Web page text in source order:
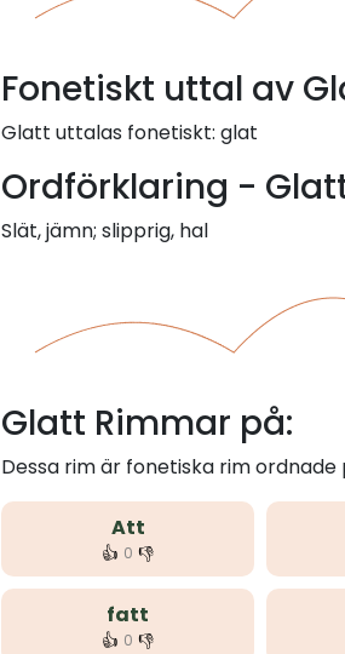
Fonetiskt uttal av
Glatt uttalas fonetiskt: glat
Ordförklaring -
Slät, jämn; slipprig, hal
Glatt Rimmar på:
Dessa rim är fonetiska rim
Att
👍 0 👎
fatt
👍 0 👎